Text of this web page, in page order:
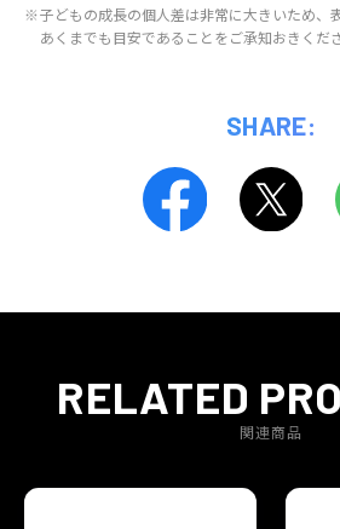
※子どもの成長の個人差は非常に大きいため、
あくまでも目安であることをご承知おきくださ
SHARE:
RELATED
関連商品